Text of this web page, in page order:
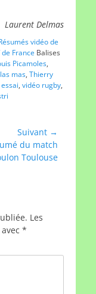
Laurent Delmas
vidéo de
de France Balises
Picamoles,
mas, Thierry
, vidéo rugby,
Suivant →
du match
Toulouse
Les
*